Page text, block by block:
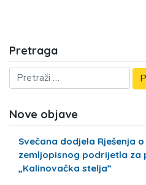
Pretraga
Nove objave
Svečana dodjela Rješenja
zemljopisnog podrijetla za
„Kalinovačka stelja”